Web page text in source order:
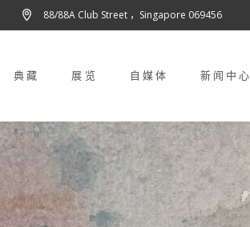
88/88A Club Street ，Singapore 069456
典藏 展览 自媒体 新闻中心